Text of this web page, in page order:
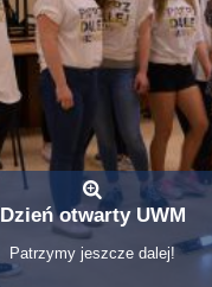
Dzień otwarty UWM
Patrzymy jeszcze dalej!